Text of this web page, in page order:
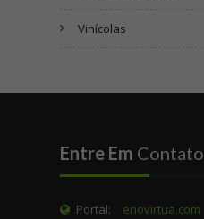
Vinícolas
Entre Em Contato
Portal:
enovirtua.com